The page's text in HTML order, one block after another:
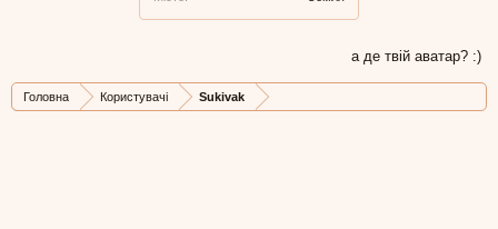
а де твій аватар? :)
Головна Користувачі Sukivak